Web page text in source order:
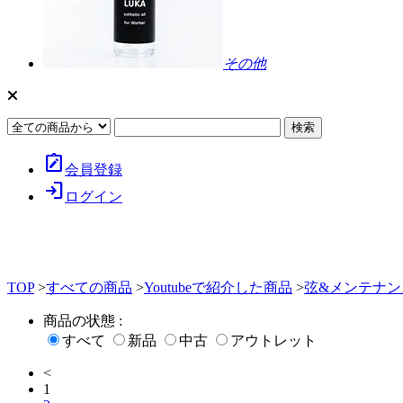
その他
note_alt会員登録
login ログイン
TOP >すべての商品 >Youtubeで紹介した商品 >弦&メンテナ
商品の状態 :
すべて
新品 中古 アウトレット
<
1